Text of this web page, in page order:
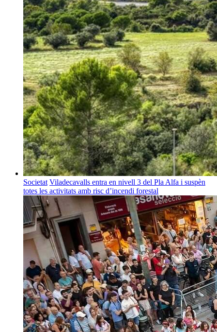
Societat Viladecavalls entra en nivell 3 del Pla Alfa i suspèn
totes les activitats amb risc d’incendi forestal